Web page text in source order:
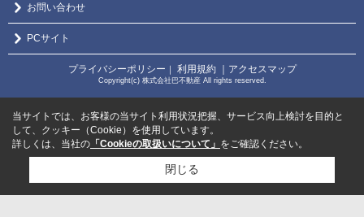
お問い合わせ
PCサイト
プライバシーポリシー ｜ 利用規約 ｜アクセスマップ
Copyright(c) 株式会社巴不動産 All rights reserved.
当サイトでは、お客様の当サイト利用状況把握、サービス向上検討を目的と
して、クッキー（Cookie）を使用しています。
詳しくは、当社の 「Cookieの取扱いについて」 をご確認ください。
閉じる